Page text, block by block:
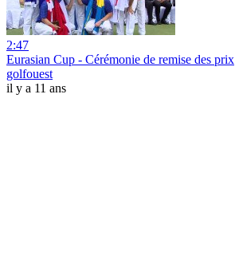
2:47
Eurasian Cup - Cérémonie de remise des prix
golfouest
il y a 11 ans